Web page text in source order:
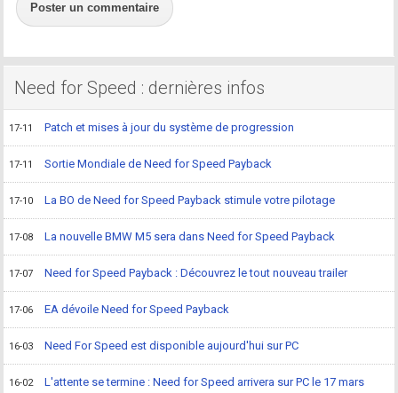
Poster un commentaire
Need for Speed : dernières infos
17-11 Patch et mises à jour du système de progression
17-11 Sortie Mondiale de Need for Speed Payback
17-10 La BO de Need for Speed Payback stimule votre pilotage
17-08 La nouvelle BMW M5 sera dans Need for Speed Payback
17-07 Need for Speed Payback : Découvrez le tout nouveau trailer
17-06 EA dévoile Need for Speed Payback
16-03 Need For Speed est disponible aujourd'hui sur PC
16-02 L'attente se termine : Need for Speed arrivera sur PC le 17 mars